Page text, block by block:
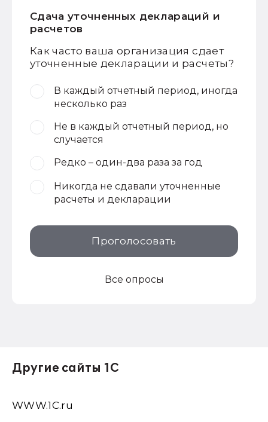
Сдача уточненных деклараций и
расчетов
Как часто ваша организация сдает
уточненные декларации и расчеты?
В каждый отчетный период, иногда
несколько раз
Не в каждый отчетный период, но
случается
Редко – один-два раза за год
Никогда не сдавали уточненные
расчеты и декларации
Проголосовать
Все опросы
Другие сайты 1С
WWW.1С.ru